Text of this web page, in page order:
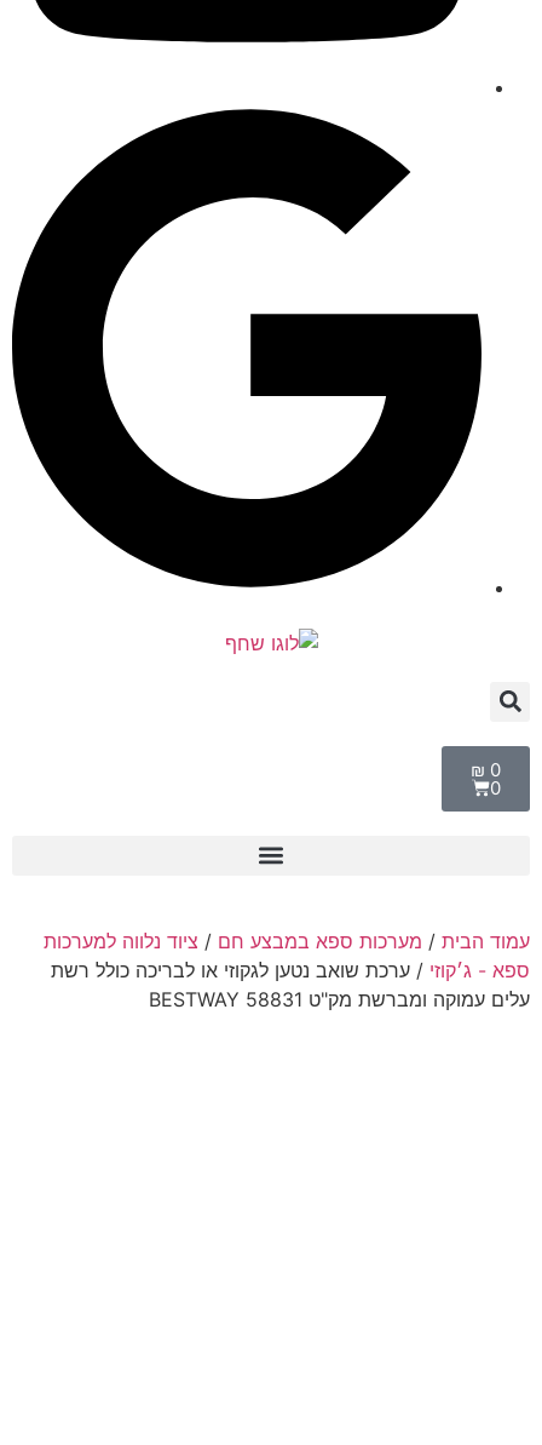
₪ 0
0
עמוד הבית / מערכות ספא במבצע חם / ציוד נלווה למערכות
ספא - ג׳קוזי / ערכת שואב נטען לגקוזי או לבריכה כולל רשת
עלים עמוקה ומברשת מק"ט 58831 BESTWAY